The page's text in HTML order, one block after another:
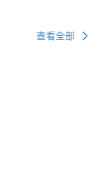
查看全部